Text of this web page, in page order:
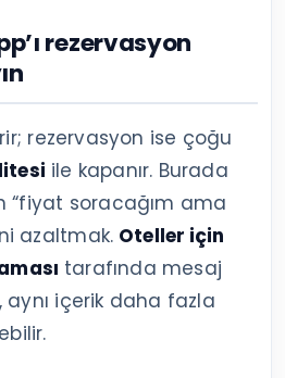
rezervasyon
rezervasyon ise çoğu
ile kapanır. Burada
“fiyat soracağım ama
azaltmak. Oteller için
tarafında mesaj
aynı içerik daha fazla